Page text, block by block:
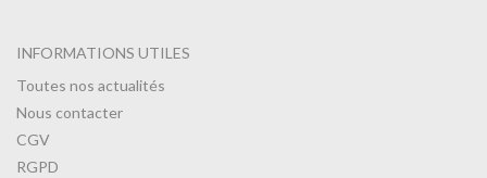
INFORMATIONS UTILES
Toutes nos actualités
Nous contacter
CGV
RGPD